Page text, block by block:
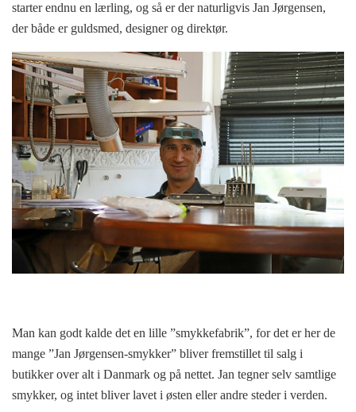
starter endnu en lærling, og så er der naturligvis Jan Jørgensen,
der både er guldsmed, designer og direktør.
Man kan godt kalde det en lille ”smykkefabrik”, for det er her de
mange ”Jan Jørgensen-smykker” bliver fremstillet til salg i
butikker over alt i Danmark og på nettet. Jan tegner selv samtlige
smykker, og intet bliver lavet i østen eller andre steder i verden.